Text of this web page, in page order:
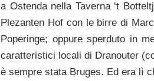
a Ostenda nella Taverna ‘t
Plezanten Hof con le birre di
Poperinge; oppure sperduto in
caratteristici locali di Dranouter
è sempre stata Bruges. Ed era lì